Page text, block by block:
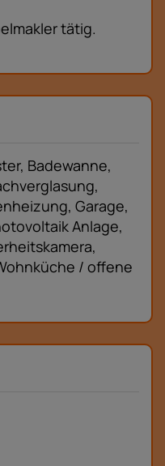
tätig.
Badewanne
Garage
Anlage
/ offene